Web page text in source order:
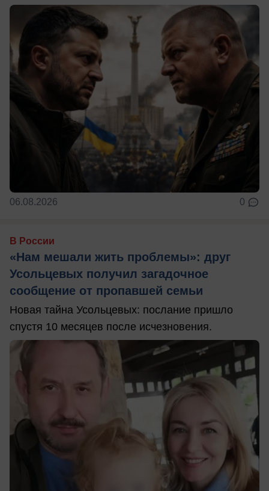
06.08.2026 0
В России
«Нам мешали жить проблемы»: друг
Усольцевых получил загадочное
сообщение от пропавшей семьи
Новая тайна Усольцевых: послание пришло
спустя 10 месяцев после исчезновения.